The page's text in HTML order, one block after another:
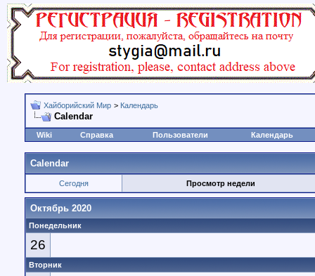
Хайборийский Мир > Календарь
Calendar
Wiki Справка Пользователи Календарь
Calendar
Сегодня Просмотр недели
Октябрь 2020
Понедельник
26
Вторник